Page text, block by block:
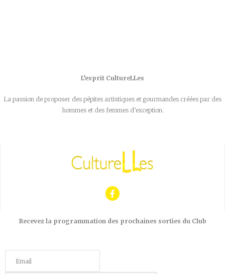
L’esprit CultureLLes
La passion de proposer des pépites artistiques et gourmandes créées par des
hommes et des femmes d’exception.
Recevez la programmation des prochaines sorties du Club